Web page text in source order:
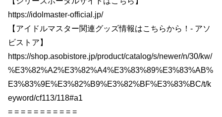
https://idolmaster-official.jp/
【アイドルマスター関連グッズ情報はこちらから！- アソ
ビストア】
https://shop.asobistore.jp/product/catalog/s/newer/n/30/kw/
%E3%82%A2%E3%82%A4%E3%83%89%E3%83%AB%
E3%83%9E%E3%82%B9%E3%82%BF%E3%83%BC/t/k
eyword/cf113/118#a1
= = = = = = = = = = =